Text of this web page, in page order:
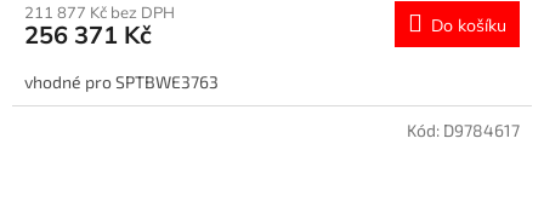
211 877 Kč bez DPH
256 371 Kč Do košíku
vhodné pro SPTBWE3763
Kód: D9784617